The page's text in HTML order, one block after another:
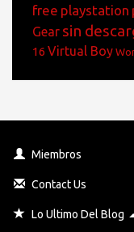
free playstation
Gear sin
16 Virtual Boy
Miembros
Contact Us
Lo Ultimo Del Blog